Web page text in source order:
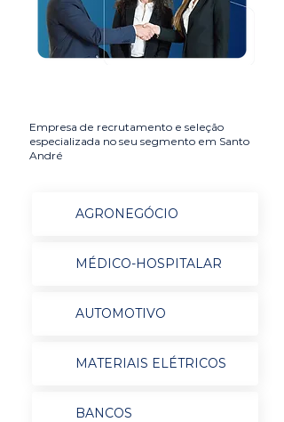
Empresa de recrutamento e seleção
especializada no seu segmento em Santo
André
AGRONEGÓCIO
MÉDICO-HOSPITALAR
AUTOMOTIVO
MATERIAIS ELÉTRICOS
BANCOS